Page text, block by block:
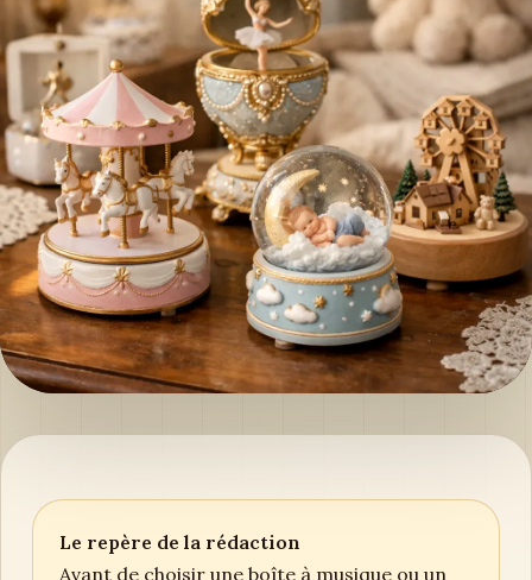
Le repère de la rédaction
Avant de choisir une boîte à musique ou un